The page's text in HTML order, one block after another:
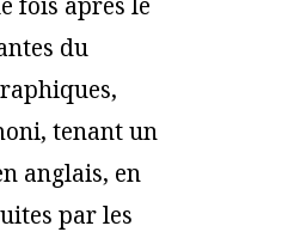
du
tenant un
anglais, en
par les